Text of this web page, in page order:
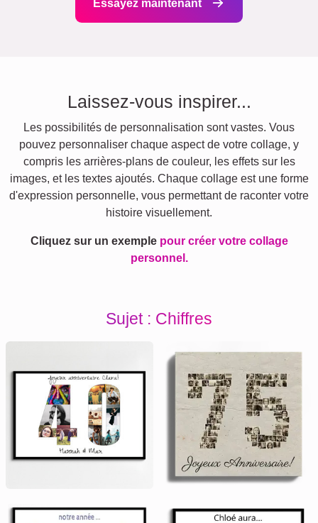
Essayez maintenant
Laissez-vous inspirer...
Les possibilités de personnalisation sont vastes. Vous
pouvez personnaliser chaque aspect de votre collage, y
compris les arrières-plans de couleur, les effets sur les
images, et les textes ajoutés. Chaque collage est une forme
d'expression personnelle, vous permettant de raconter votre
histoire visuellement.
Cliquez sur un exemple pour créer votre collage
personnel.
Sujet : Chiffres